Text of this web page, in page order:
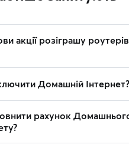
акції розіграшу роутерів
Домашній Інтернет?
рахунок